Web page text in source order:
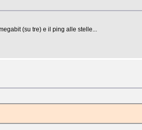
(su tre) e il ping alle stelle...